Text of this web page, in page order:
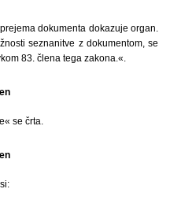
dokumenta dokazuje organ.
seznanitve z dokumentom, se
83. člena tega zakona.«.
se črta.